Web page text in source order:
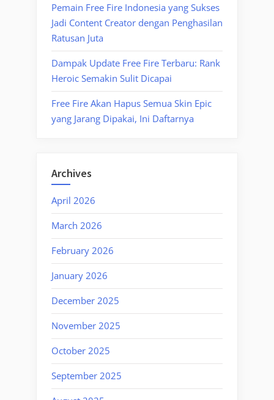
Pemain Free Fire Indonesia yang Sukses
Jadi Content Creator dengan Penghasilan
Ratusan Juta
Dampak Update Free Fire Terbaru: Rank
Heroic Semakin Sulit Dicapai
Free Fire Akan Hapus Semua Skin Epic
yang Jarang Dipakai, Ini Daftarnya
Archives
April 2026
March 2026
February 2026
January 2026
December 2025
November 2025
October 2025
September 2025